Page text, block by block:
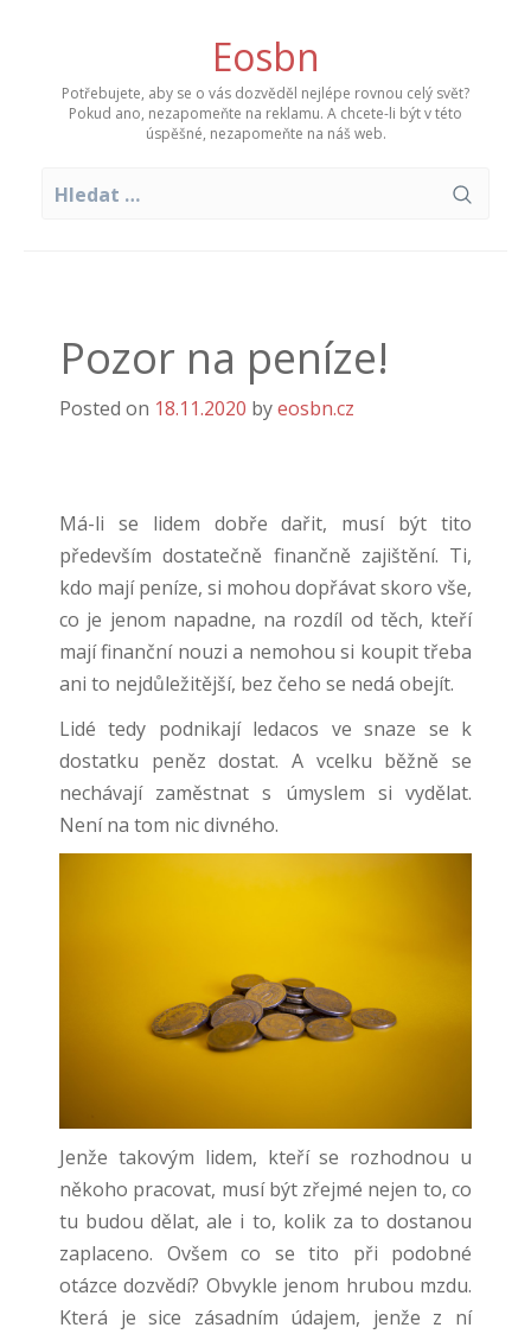
Eosbn
Potřebujete, aby se o vás dozvěděl nejlépe rovnou celý svět?
Pokud ano, nezapomeňte na reklamu. A chcete-li být v této
úspěšné, nezapomeňte na náš web.
Pozor na peníze!
Posted on 18.11.2020 byeosbn.cz
Má-li se lidem dobře dařit, musí být tito
především dostatečně finančně zajištění. Ti,
kdo mají peníze, si mohou dopřávat skoro vše,
co je jenom napadne, na rozdíl od těch, kteří
mají finanční nouzi a nemohou si koupit třeba
ani to nejdůležitější, bez čeho se nedá obejít.
Lidé tedy podnikají ledacos ve snaze se k
dostatku peněz dostat. A vcelku běžně se
nechávají zaměstnat s úmyslem si vydělat.
Není na tom nic divného.
Jenže takovým lidem, kteří se rozhodnou u
někoho pracovat, musí být zřejmé nejen to, co
tu budou dělat, ale i to, kolik za to dostanou
zaplaceno. Ovšem co se tito při podobné
otázce dozvědí? Obvykle jenom hrubou mzdu.
Která je sice zásadním údajem, jenže z ní